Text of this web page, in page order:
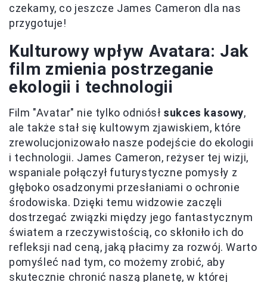
czekamy, co jeszcze James Cameron dla nas
przygotuje!
Kulturowy wpływ Avatara: Jak
film zmienia postrzeganie
ekologii i technologii
Film "Avatar" nie tylko odniósł sukces kasowy,
ale także stał się kultowym zjawiskiem, które
zrewolucjonizowało nasze podejście do ekologii
i technologii. James Cameron, reżyser tej wizji,
wspaniale połączył futurystyczne pomysły z
głęboko osadzonymi przesłaniami o ochronie
środowiska. Dzięki temu widzowie zaczęli
dostrzegać związki między jego fantastycznym
światem a rzeczywistością, co skłoniło ich do
refleksji nad ceną, jaką płacimy za rozwój. Warto
pomyśleć nad tym, co możemy zrobić, aby
skutecznie chronić naszą planetę, w której